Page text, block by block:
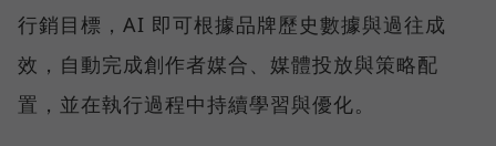
行銷目標，AI 即可根據品牌歷史數據與過往成
效，自動完成創作者媒合、媒體投放與策略配
置，並在執行過程中持續學習與優化。